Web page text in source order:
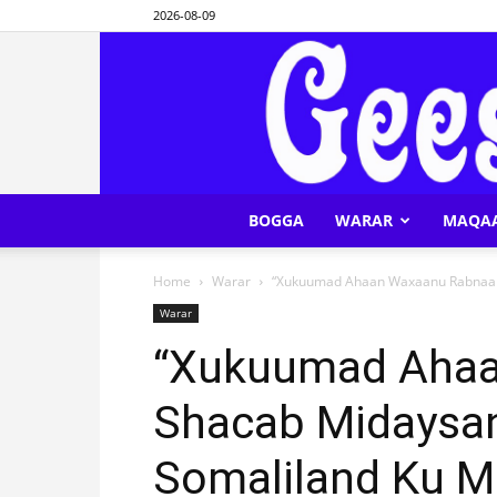
2026-08-09
BOGGA WARAR
Home Warar “Xukuumad Ahaan Waxaanu
Warar
“Xukuumad
Shacab
Somaliland Ku